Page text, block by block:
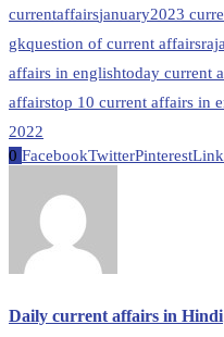
currentaffairsjanuary2023
gkquestion of current affairs
affairs in englishtoday current
affairstop 10 current affairs in
2022
0 FacebookTwitterPinterest
Daily current affairs in Hindi